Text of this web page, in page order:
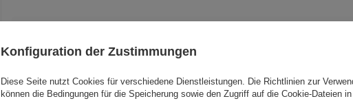
Konfiguration der Zustimmungen
Diese Seite nutzt Cookies für verschiedene Dienstleistungen. Die Richtlinien zur
können die Bedingungen für die Speicherung sowie den Zugriff auf die Cookie-Dateien